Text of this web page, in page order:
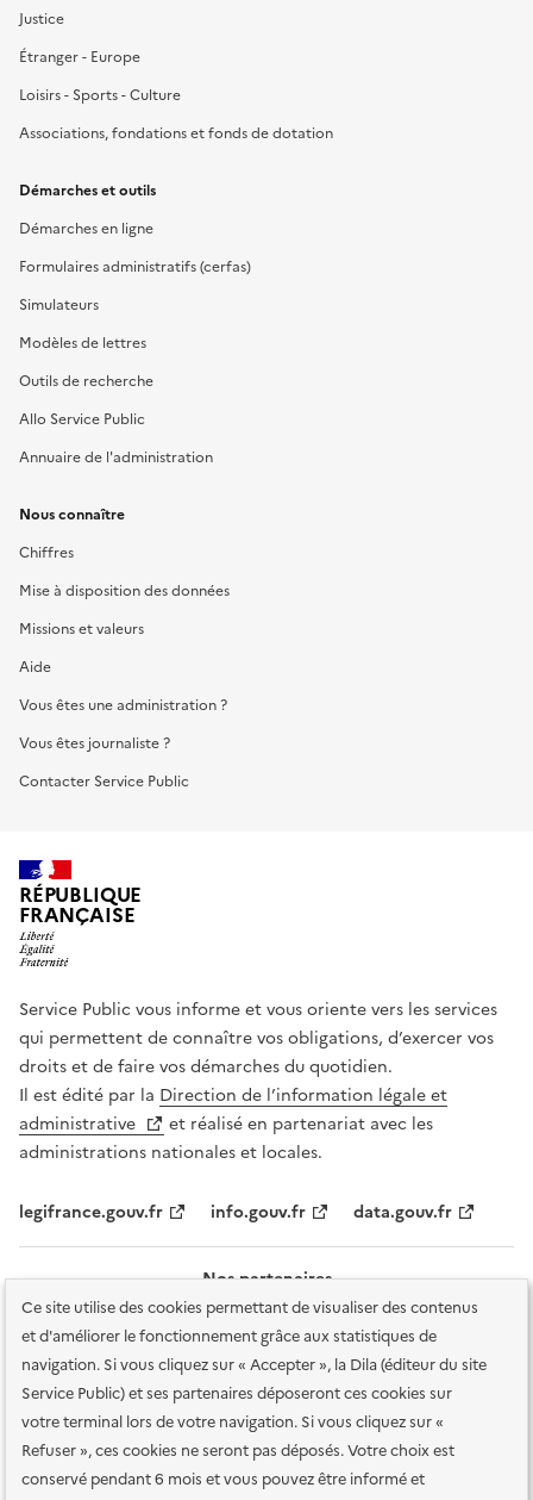
Ce site utilise des cookies permettant de visualiser des contenus
et d'améliorer le fonctionnement grâce aux statistiques de
navigation. Si vous cliquez sur « Accepter », la Dila (éditeur du site
Service Public) et ses partenaires déposeront ces cookies sur
votre terminal lors de votre navigation. Si vous cliquez sur «
Refuser », ces cookies ne seront pas déposés. Votre choix est
conservé pendant 6 mois et vous pouvez être informé et
Justice
Étranger - Europe
Loisirs - Sports - Culture
Associations, fondations et fonds de dotation
Démarches et outils
Démarches en ligne
Formulaires administratifs (cerfas)
Simulateurs
Modèles de lettres
Outils de recherche
Allo Service Public
Annuaire de l'administration
Nous connaître
Chiffres
Mise à disposition des données
Missions et valeurs
Aide
Vous êtes une administration ?
Vous êtes journaliste ?
Contacter Service Public
RÉPUBLIQUE
FRANÇAISE
Service Public vous informe et vous oriente vers les services
qui permettent de connaître vos obligations, d’exercer vos
droits et de faire vos démarches du quotidien.
Il est édité par la Direction de l’information légale et
administrative
et réalisé en partenariat avec les
administrations nationales et locales.
legifrance.gouv.fr info.gouv.fr data.gouv.fr
Nos partenaires
Plan du site Accessibilité : totalement conforme
Accessibilité des
services en ligne Mentions légales Données personnelles et sécurité